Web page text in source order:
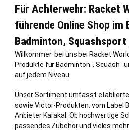
Für Achterwehr: Racket
führende Online Shop im
Badminton,
Willkommen bei uns bei Racket
Produkte für Badminton-, Squash-
auf jedem Niveau.
Unser Sortiment umfasst etablierte
sowie Victor-Produkten, vom Label
Anbieter Karakal. Ob hochwertige
passendes Zubehör und vieles